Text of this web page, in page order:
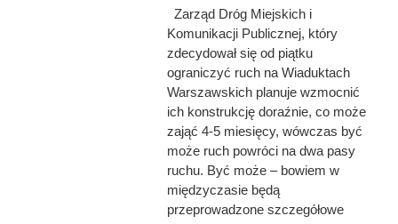
Zarząd Dróg Miejskich i
Komunikacji Publicznej, który
zdecydował się od piątku
ograniczyć ruch na Wiaduktach
Warszawskich planuje wzmocnić
ich konstrukcję doraźnie, co może
zająć 4-5 miesięcy, wówczas być
może ruch powróci na dwa pasy
ruchu. Być może – bowiem w
międzyczasie będą
przeprowadzone szczegółowe